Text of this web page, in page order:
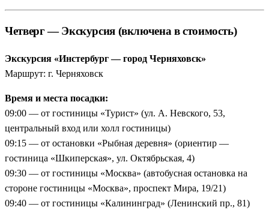
Четверг — Экскурсия (включена в стоимость)
Экскурсия «Инстербург — город Черняховск»
Маршрут: г. Черняховск
Время и места посадки:
09:00 — от гостиницы «Турист» (ул. А. Невского, 53,
центральный вход или холл гостиницы)
09:15 — от остановки «Рыбная деревня» (ориентир —
гостиница «Шкиперская», ул. Октябрьская, 4)
09:30 — от гостиницы «Москва» (автобусная остановка на
стороне гостиницы «Москва», проспект Мира, 19/21)
09:40 — от гостиницы «Калининград» (Ленинский пр., 81)